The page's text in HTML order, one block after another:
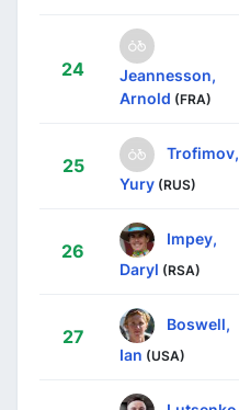
24
Jeannesson,
Arnold (FRA)
25
Trofimov,
Yury (RUS)
26
Impey,
Daryl (RSA)
27
Boswell,
Ian (USA)